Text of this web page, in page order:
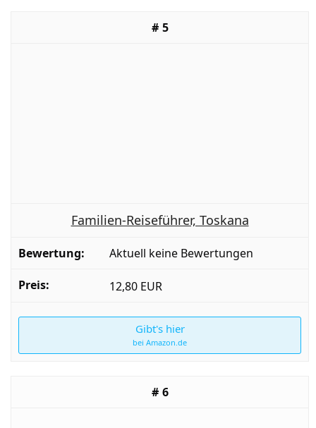
5
Familien-Reiseführer, Toskana
Aktuell keine Bewertungen
12,80 EUR
Gibt's hier
bei Amazon.de
6